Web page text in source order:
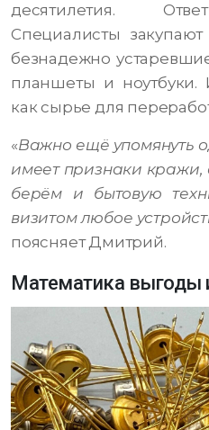
десятилетия.
Специалисты
безнадежно
планшеты и
как сырье для
«Важно ещё упомянуть
имеет признаки кражи,
берём и бытовую
визитом любое
поясняет Дмитрий.
Математика выгоды